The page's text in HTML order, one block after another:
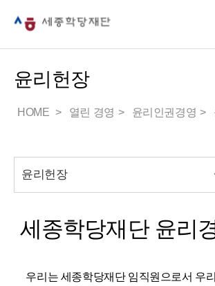
윤리헌장
HOME 열린 경영 윤리인권경영
세종학당재단 윤리
우리는 세종학당재단 임직원으로서 우